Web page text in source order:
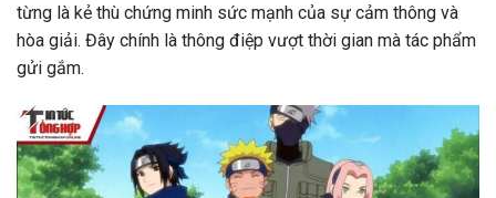
từng là kẻ thù chứng minh sức mạnh của sự cảm thông và
hòa giải. Đây chính là thông điệp vượt thời gian mà tác phẩm
gửi gắm.